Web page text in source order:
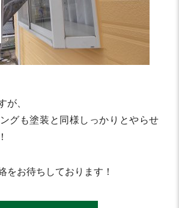
が、
グも塗装と同様しっかりとやらせ
をお待ちしております！